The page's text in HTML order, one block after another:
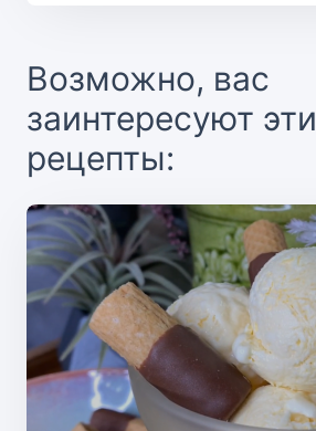
Возможно, вас
заинтересуют эти
рецепты: